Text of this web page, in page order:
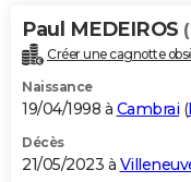
Paul MEDEIROS
Créer une cagnotte
Naissance
19/04/1998 à Cambrai (
Décès
21/05/2023 à